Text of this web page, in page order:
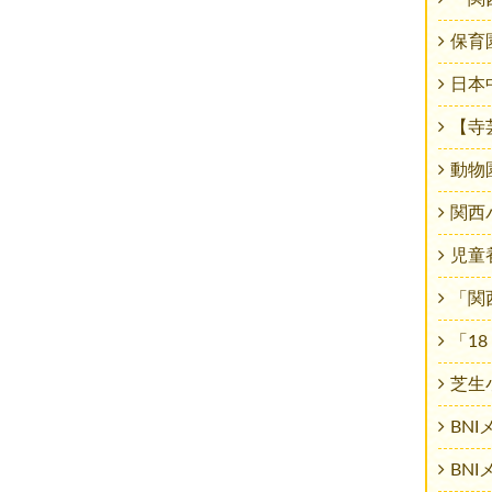
保育
日
【
動物
関西
児
「
「
芝生
BNI
BNI